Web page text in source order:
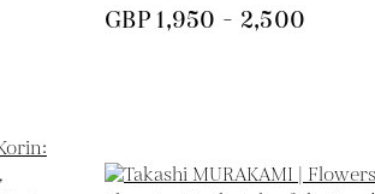
GBP 1,950 - 2,500